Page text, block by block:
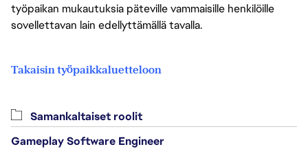
työpaikan mukautuksia päteville vammaisille henkilöille
sovellettavan lain edellyttämällä tavalla.
Takaisin työpaikkaluetteloon
Samankaltaiset roolit
Gameplay Software Engineer